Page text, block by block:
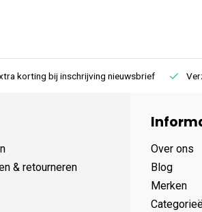
korting bij inschrijving nieuwsbrief
& retourneren
Over ons
Blog
Merken